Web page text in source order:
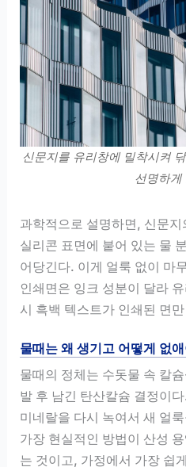
신문지를 유리창에 밀착시켜
선명하게
과학적으로 설명하면, 신문
실리콘 표면에 붙어 있는 물
어당긴다. 이게 얼룩 없이 마
인쇄면은 잉크 성분이 달라
시 흑백 텍스트가 인쇄된 면
물때는 왜 생기고 어떻게 없
물때의 정체는 수돗물 속 칼
발 후 남긴 탄산칼슘 결정이
미네랄을 다시 녹여서 새 얼
가장 현실적인 방법이 산성
는 것이고, 가정에서 가장 쉽